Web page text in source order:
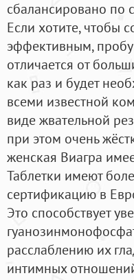
сбалансировано по
Если хотите, чтобы
эффективным,
отличается от
как раз и будет
всеми известной
виде жвательной
при этом очень
женская Виагра
Таблетки имеют
сертификацию в
Это способствует
расслаблению их
интимных